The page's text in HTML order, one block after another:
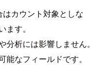
カウント対象としな
す。
析には影響しません。
なフィールドです。